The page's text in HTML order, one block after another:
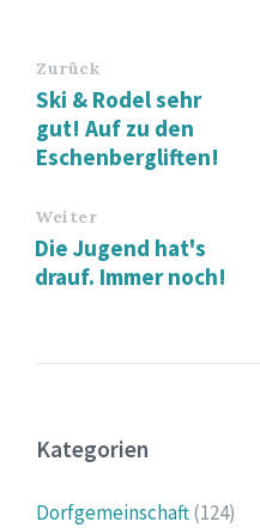
Zurück
Ski & Rodel sehr
gut! Auf zu den
Eschenbergliften!
Weiter
Die Jugend hat's
drauf. Immer noch!
Kategorien
Dorfgemeinschaft(124)